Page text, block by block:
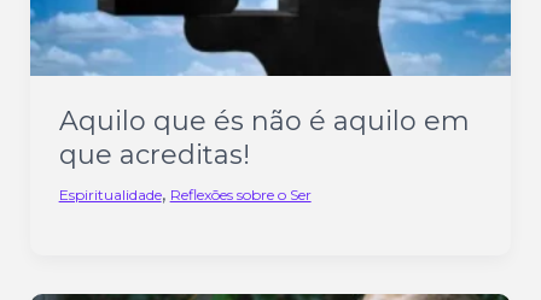
Aquilo que és não é aquilo em
que acreditas!
Espiritualidade, Reflexões sobre o Ser